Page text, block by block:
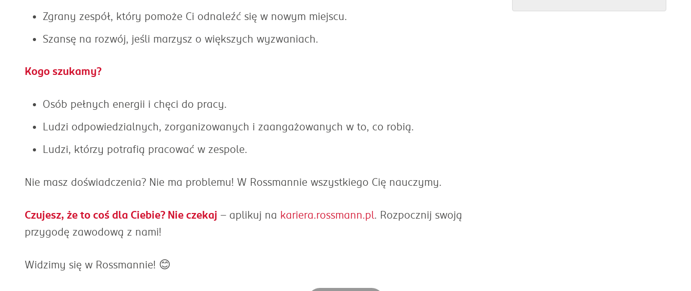
Zgrany zespół, który pomoże Ci odnaleźć się w nowym miejscu.
Szansę na rozwój, jeśli marzysz o większych wyzwaniach.
Kogo szukamy?
Osób pełnych energii i chęci do pracy.
Ludzi odpowiedzialnych, zorganizowanych i zaangażowanych w to, co robią.
Ludzi, którzy potrafią pracować w zespole.
Nie masz doświadczenia? Nie ma problemu! W Rossmannie wszystkiego Cię nauczymy.
Czujesz, że to coś dla Ciebie? Nie czekaj – aplikuj na kariera.rossmann.pl. Rozpocznij swoją
przygodę zawodową z nami!
Widzimy się w Rossmannie! 😊